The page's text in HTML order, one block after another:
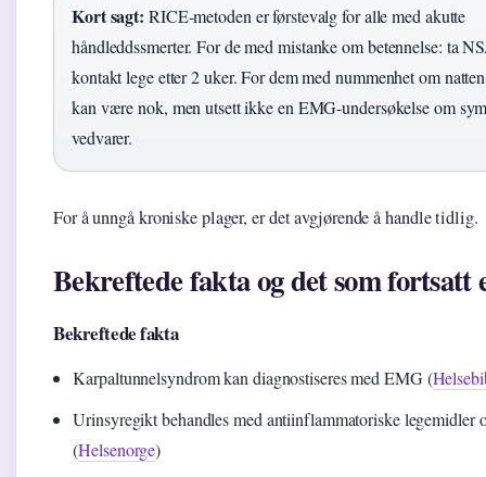
Kort sagt: RICE-metoden er førstevalg for alle med akutte
håndleddssmerter. For de med mistanke om betennelse: ta
kontakt lege etter 2 uker. For dem med nummenhet om
kan være nok, men utsett ikke en EMG-undersøkelse om
vedvarer.
For å unngå kroniske plager, er det avgjørende å handle tidlig.
Bekreftede fakta og det som
Bekreftede fakta
Karpaltunnelsyndrom kan diagnostiseres med EMG (
Urinsyregikt behandles med antiinflammatoriske legemidler
(Helsenorge)